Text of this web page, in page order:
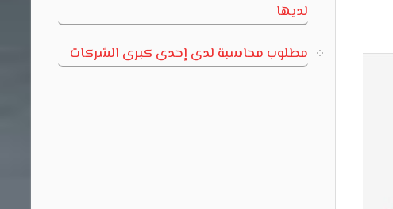
لديها
مطلوب محاسبة لدى إحدى كبرى الشركات